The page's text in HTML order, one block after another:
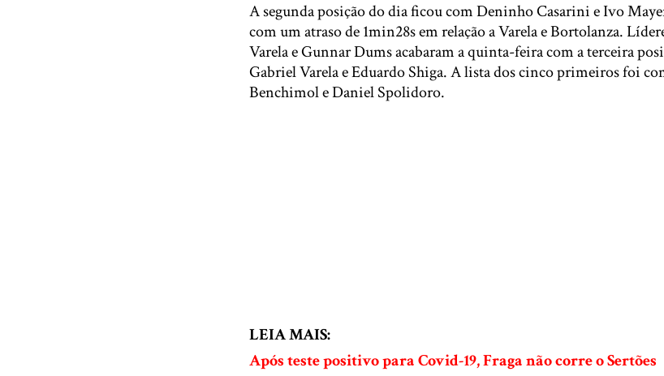
A segunda posição do dia ficou com Deninho Casarini e Ivo
com um atraso de 1min28s em relação a Varela e Bortolanza.
Varela e Gunnar Dums acabaram a quinta-feira com a terceira
Gabriel Varela e Eduardo Shiga. A lista dos cinco primeiros foi
Benchimol e Daniel Spolidoro.
LEIA MAIS:
Após teste positivo para Covid-19, Fraga não corre o Sertões